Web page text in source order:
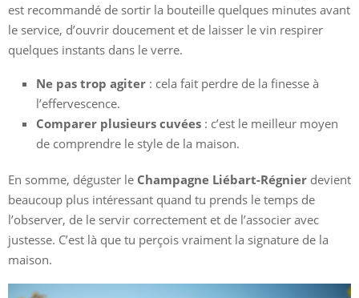
est recommandé de sortir la bouteille quelques minutes avant
le service, d’ouvrir doucement et de laisser le vin respirer
quelques instants dans le verre.
Ne pas trop agiter : cela fait perdre de la finesse à
l’effervescence.
Comparer plusieurs cuvées : c’est le meilleur moyen
de comprendre le style de la maison.
En somme, déguster le Champagne Liébart-Régnier devient
beaucoup plus intéressant quand tu prends le temps de
l’observer, de le servir correctement et de l’associer avec
justesse. C’est là que tu perçois vraiment la signature de la
maison.